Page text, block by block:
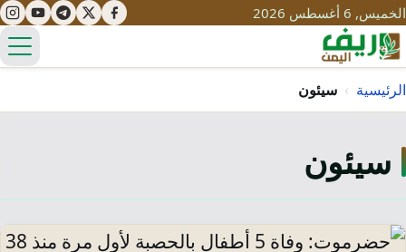
الخميس, 6 أغسطس 2026
تعليم
مياه
سياحة
الرئيسية › سيئون
سيئون